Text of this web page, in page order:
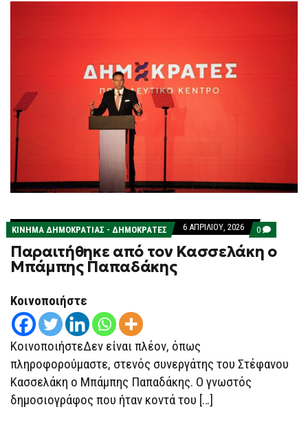
ΚΊΝΗΜΑ ΔΗΜΟΚΡΑΤΊΑΣ - ΔΗΜΟΚΡΆΤΕΣ 6 ΑΠΡΙΛΊΟΥ, 2026 0 COMMENTS
ON
ΑΠΌ
Παραιτήθηκε από τον Κασσελάκη ο
Μπάμπης Παπαδάκης
Κοινοποιήστε
ΚοινοποιήστεΔεν είναι πλέον, όπως
πληροφορούμαστε, στενός συνεργάτης του Στέφανου
Κασσελάκη ο Μπάμπης Παπαδάκης. Ο γνωστός
δημοσιογράφος που ήταν κοντά του […]